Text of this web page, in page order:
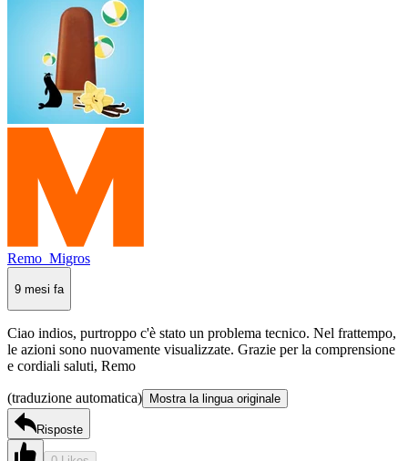
Remo_Migros
9 mesi fa
Ciao indios, purtroppo c'è stato un problema tecnico. Nel frattempo,
le azioni sono nuovamente visualizzate. Grazie per la comprensione
e cordiali saluti, Remo
(traduzione automatica) Mostra la lingua originale
Risposte